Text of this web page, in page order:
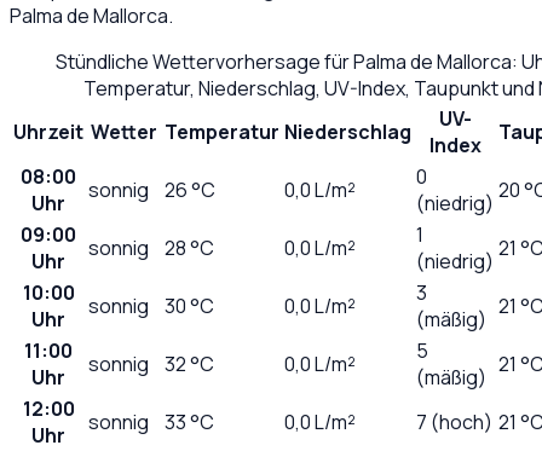
Palma de Mallorca.
Stündliche Wettervorhersage fürPalma de Mallorca:
Temperatur, Niederschlag, UV-Index, Taupunkt
Uhrzeit Wetter Temperatur Niederschlag
UV-
Index
08:00
Uhr
sonnig 26°C 0,0L/m²
0
(niedrig) 20
09:00
Uhr
sonnig 28°C 0,0L/m²
1
(niedrig) 21
10:00
Uhr
sonnig 30°C 0,0L/m²
3
(mäßig) 21
11:00
Uhr
sonnig 32°C 0,0L/m²
5
(mäßig) 21
12:00
Uhr
sonnig 33°C 0,0L/m² 7 (hoch) 21